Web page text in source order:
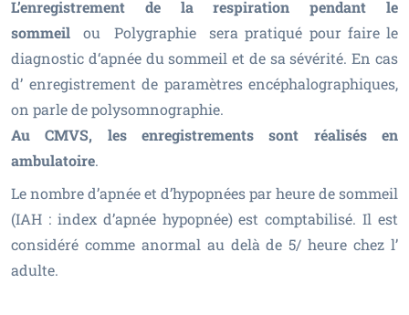
L’enregistrement de la respiration pendant le
sommeil ou Polygraphie sera pratiqué pour faire le
diagnostic d‘apnée du sommeil et de sa sévérité. En cas
d’ enregistrement de paramètres encéphalographiques,
on parle de polysomnographie.
Au CMVS, les enregistrements sont réalisés en
ambulatoire.
Le nombre d’apnée et d’hypopnées par heure de sommeil
(IAH : index d’apnée hypopnée) est comptabilisé. Il est
considéré comme anormal au delà de 5/ heure chez l’
adulte.